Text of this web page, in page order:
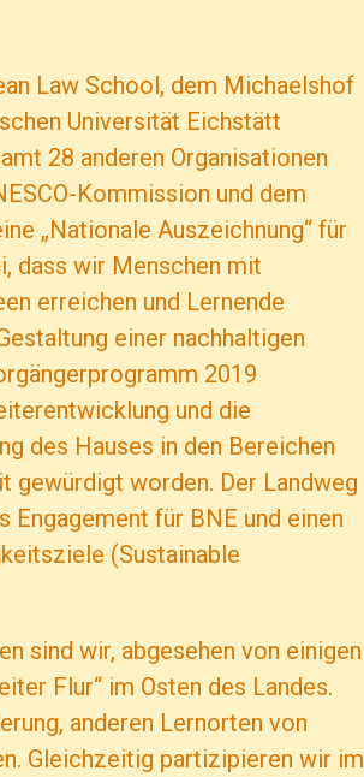
Law School, dem Michaelshof
Universität Eichstätt
28 anderen Organisationen
Kommission und dem
„Nationale Auszeichnung“ für
dass wir Menschen mit
erreichen und Lernende
einer nachhaltigen
2019
und die
des Hauses in den Bereichen
gewürdigt worden. Der Landweg
für BNE und einen
(Sustainable
sind wir, abgesehen von einigen
Flur“ im Osten des Landes.
anderen Lernorten von
Gleichzeitig partizipieren wir im